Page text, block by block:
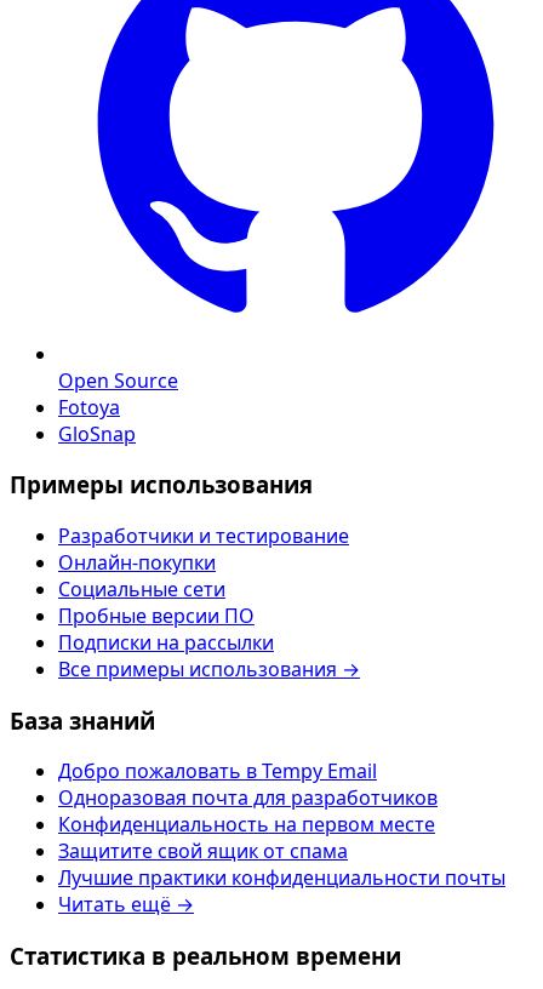
Open Source
Fotoya
GloSnap
Примеры использования
Разработчики и тестирование
Онлайн-покупки
Социальные сети
Пробные версии ПО
Подписки на рассылки
Все примеры использования →
База знаний
Добро пожаловать в Tempy Email
Одноразовая почта для разработчиков
Конфиденциальность на первом месте
Защитите свой ящик от спама
Лучшие практики конфиденциальности почты
Читать ещё →
Статистика в реальном времени